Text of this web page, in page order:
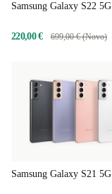
Samsung Galaxy S22 5G
220,00 € 699,00 € (Novo)
Samsung Galaxy S21 5G